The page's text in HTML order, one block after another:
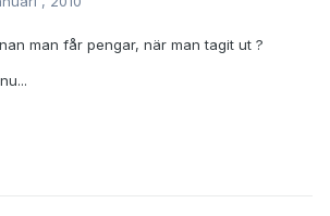
man får pengar, när man tagit ut ?